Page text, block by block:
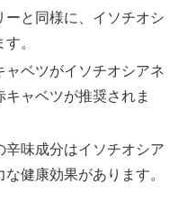
ーと同様に、イソチオシ
。
ャベツがイソチオシアネ
ャベツが推奨されま
辛味成分はイソチオシア
健康効果があります。